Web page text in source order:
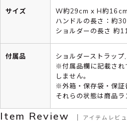
サイズ
W約29cm x H約
ハンドルの長さ：約
ショルダーの長さ 約
付属品
ショルダーストラップ
※付属品欄に記載され
しません。
※外箱・保存袋・保証
それらの状態は商品ラ
Item Review アイテムレビ